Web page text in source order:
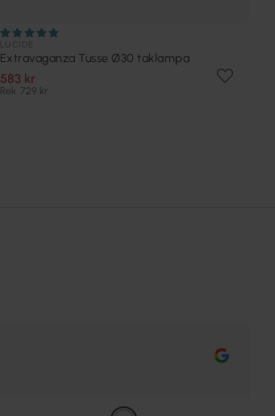
Extravaganza Tusse Ø30 taklampa
583 kr
Rek. 729 kr